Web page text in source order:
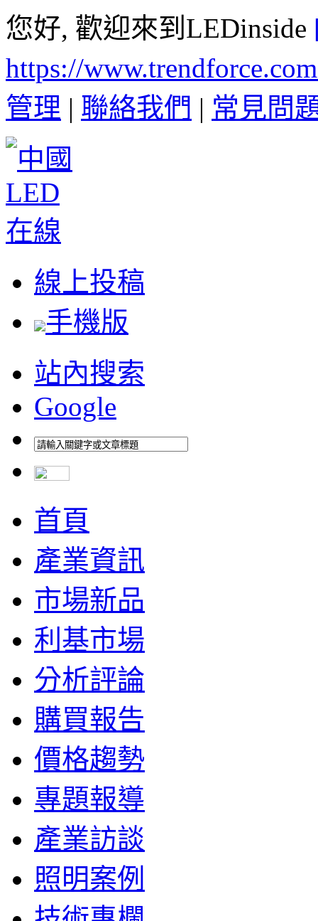
您好, 歡迎來到LEDinside
https://
管理 | 聯絡我們 | 常見問
線上投稿
手機版
站內搜索
Google
首頁
產業資訊
市場新品
利基市場
分析評論
購買報告
價格趨勢
專題報導
產業訪談
照明案例